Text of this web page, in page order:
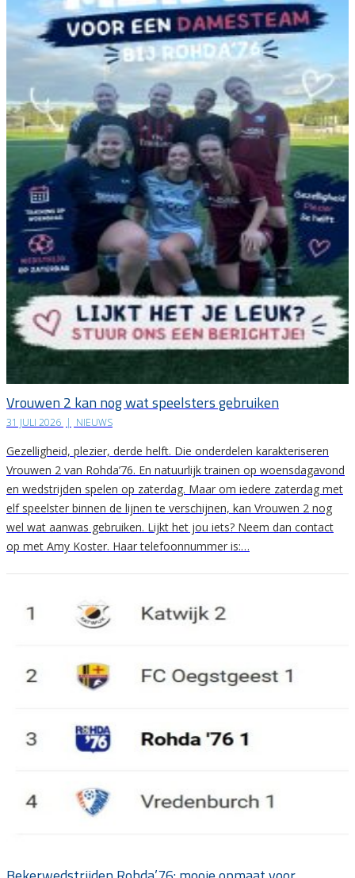
Vrouwen 2 kan nog wat speelsters gebruiken
31 JULI 2026 | NIEUWS
Gezelligheid, plezier, derde helft. Die onderdelen karakteriseren
Vrouwen 2 van Rohda’76. En natuurlijk trainen op woensdagavond
en wedstrijden spelen op zaterdag. Maar om iedere zaterdag met
elf speelster binnen de lijnen te verschijnen, kan Vrouwen 2 nog
wel wat aanwas gebruiken. Lijkt het jou iets? Neem dan contact
op met Amy Koster. Haar telefoonnummer is:…